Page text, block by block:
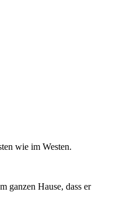
wie im Westen.
ganzen Hause, dass er